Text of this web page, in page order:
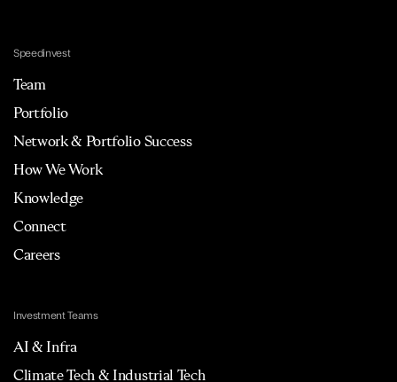
Speedinvest
Team
Portfolio
Network & Portfolio Success
How We Work
Knowledge
Connect
Careers
Investment Teams
AI & Infra
Climate Tech & Industrial Tech